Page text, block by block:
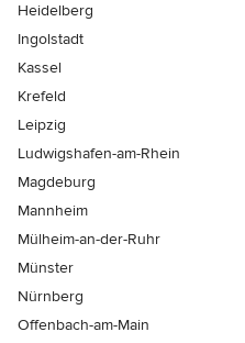
Heidelberg
Ingolstadt
Kassel
Krefeld
Leipzig
Ludwigshafen-am-Rhein
Magdeburg
Mannheim
Mülheim-an-der-Ruhr
Münster
Nürnberg
Offenbach-am-Main